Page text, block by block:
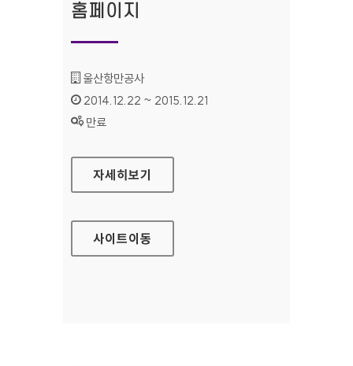
홈페이지
기관명 :
울산항만공사
인증기간 :
2014.12.22 ~ 2015.12.21
상태 :
만료
울산항만공사 영문 홈페이지
자세히보기
사이트이동